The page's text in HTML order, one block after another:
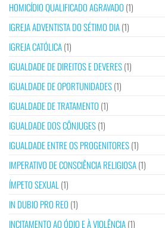
HOMICÍDIO QUALIFICADO AGRAVADO (1)
IGREJA ADVENTISTA DO SÉTIMO DIA(1)
IGREJA CATÓLICA(1)
IGUALDADE DE DIREITOS E DEVERES(1)
IGUALDADE DE OPORTUNIDADES(1)
IGUALDADE DE TRATAMENTO (1)
IGUALDADE DOS CÔNJUGES(1)
IGUALDADE ENTRE OS PROGENITORES(1)
IMPERATIVO DE CONSCIÊNCIA RELIGIOSA(1)
ÍMPETO SEXUAL (1)
IN DUBIO PRO REO (1)
INCITAMENTO AO ÓDIO E À VIOLÊNCIA(1)